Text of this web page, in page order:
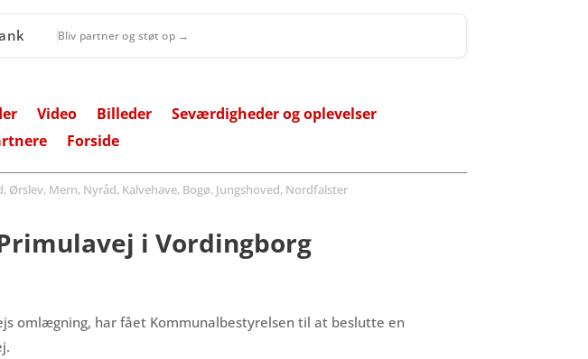
Bliv partner og støt op →
Video Billeder
Seværdigheder og oplevelser
Forside
Mern, Nyråd, Kalvehave, Bogø, Jungshoved, Nordfalster
i Vordingborg
omlægning, har fået Kommunalbestyrelsen til at beslutte en